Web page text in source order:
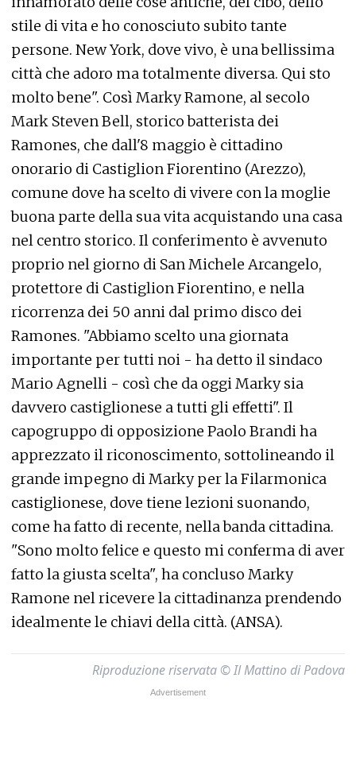
stile di vita e ho conosciuto subito tante
persone. New York, dove vivo, è una bellissima
città che adoro ma totalmente diversa. Qui sto
molto bene". Così Marky Ramone, al secolo
Mark Steven Bell, storico batterista dei
Ramones, che dall'8 maggio è cittadino
onorario di Castiglion Fiorentino (Arezzo),
comune dove ha scelto di vivere con la moglie
buona parte della sua vita acquistando una casa
nel centro storico. Il conferimento è avvenuto
proprio nel giorno di San Michele Arcangelo,
protettore di Castiglion Fiorentino, e nella
ricorrenza dei 50 anni dal primo disco dei
Ramones. "Abbiamo scelto una giornata
importante per tutti noi - ha detto il sindaco
Mario Agnelli - così che da oggi Marky sia
davvero castiglionese a tutti gli effetti". Il
capogruppo di opposizione Paolo Brandi ha
apprezzato il riconoscimento, sottolineando il
grande impegno di Marky per la Filarmonica
castiglionese, dove tiene lezioni suonando,
come ha fatto di recente, nella banda cittadina.
"Sono molto felice e questo mi conferma di aver
fatto la giusta scelta", ha concluso Marky
Ramone nel ricevere la cittadinanza prendendo
idealmente le chiavi della città. (ANSA).
Riproduzione riservata © Il Mattino di Padova